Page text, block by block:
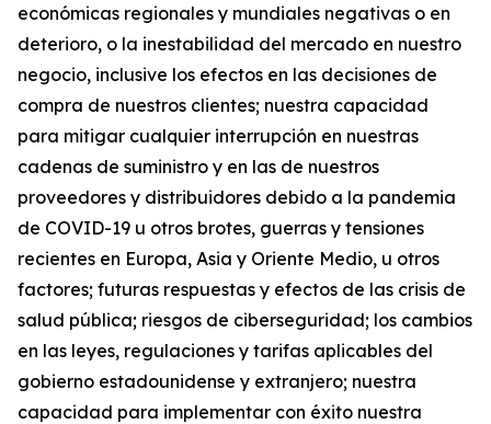
económicas regionales y mundiales negativas o en
deterioro, o la inestabilidad del mercado en nuestro
negocio, inclusive los efectos en las decisiones de
compra de nuestros clientes; nuestra capacidad
para mitigar cualquier interrupción en nuestras
cadenas de suministro y en las de nuestros
proveedores y distribuidores debido a la pandemia
de COVID-19 u otros brotes, guerras y tensiones
recientes en Europa, Asia y Oriente Medio, u otros
factores; futuras respuestas y efectos de las crisis de
salud pública; riesgos de ciberseguridad; los cambios
en las leyes, regulaciones y tarifas aplicables del
gobierno estadounidense y extranjero; nuestra
capacidad para implementar con éxito nuestra